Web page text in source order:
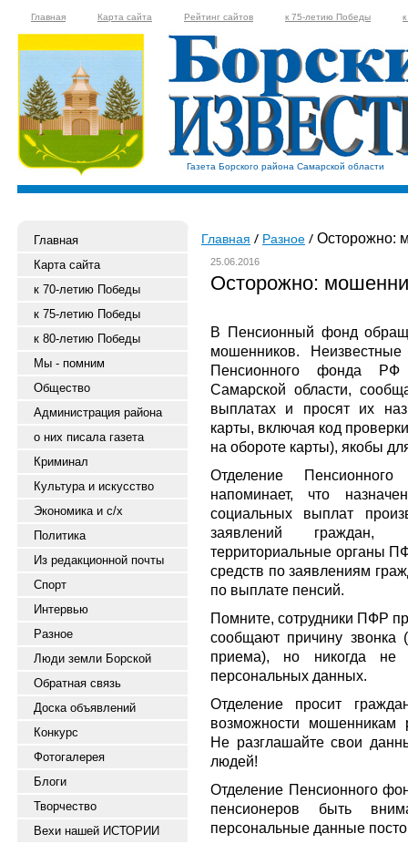
Главная Карта сайта Рейтинг сайтов к 75-летию Победы
Газета Борского района Самарской области
Главная
Карта сайта
к 70-летию Победы
к 75-летию Победы
к 80-летию Победы
Мы - помним
Общество
Администрация района
о них писала газета
Криминал
Культура и искусство
Экономика и с/х
Политика
Из редакционной почты
Спорт
Интервью
Разное
Люди земли Борской
Обратная связь
Доска объявлений
Конкурс
Фотогалерея
Блоги
Творчество
Вехи нашей ИСТОРИИ
Главная Разное Осторожно:
25.06.2016
Осторожно:
В Пенсионный фонд
мошенников. Неизвестные
Пенсионного фонда РФ
Самарской области,
выплатах и просят их
карты, включая код
на обороте карты), якобы
Отделение
напоминает, что
социальных выплат
заявлений граждан,
территориальные органы
средств по заявлениям
по выплате пенсий.
Помните, сотрудники ПФР
сообщают причину звонка
приема), но никогда
персональных данных.
Отделение просит
возможности мошенникам
Не разглашайте свои
людей!
Отделение Пенсионного
пенсионеров быть
персональные данные